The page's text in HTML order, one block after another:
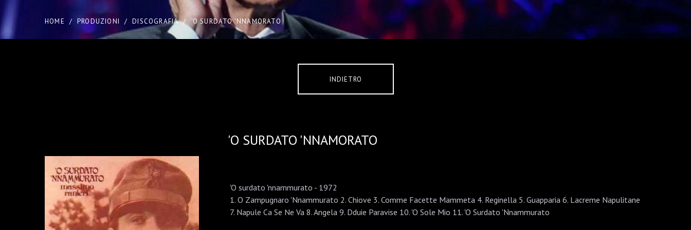
HOME / PRODUZIONI / DISCOGRAFIA / 'O SURDATO 'NNAMORATO
INDIETRO
'O SURDATO 'NNAMORATO
'O surdato 'nnammurato - 1972
1. O Zampugnaro 'Nnammurato 2. Chiove 3. Comme Facette Mammeta 4. Reginella 5. Guapparia 6. Lacreme Napulitane
7. Napule Ca Se Ne Va 8. Angela 9. Dduie Paravise 10. 'O Sole Mio 11. 'O Surdato 'Nnammurato